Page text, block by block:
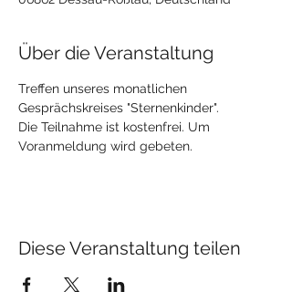
Über die Veranstaltung
Treffen unseres monatlichen
Gesprächskreises "Sternenkinder".
Die Teilnahme ist kostenfrei. Um
Voranmeldung wird gebeten.
Diese Veranstaltung teilen